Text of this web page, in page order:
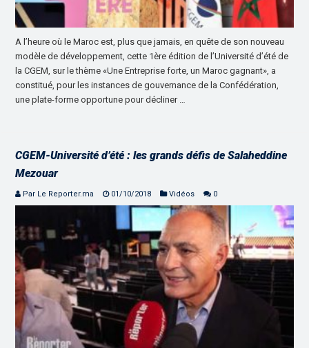
A l’heure où le Maroc est, plus que jamais, en quête de son nouveau
modèle de développement, cette 1ère édition de l’Université d’été de
la CGEM, sur le thème «Une Entreprise forte, un Maroc gagnant», a
constitué, pour les instances de gouvernance de la Confédération,
une plate-forme opportune pour décliner …
CGEM-Université d’été : les grands défis de Salaheddine
Mezouar
Par Le Reporter.ma 01/10/2018 Vidéos 0